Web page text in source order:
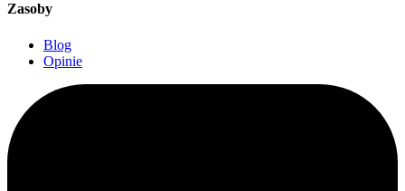
Zasoby
Blog
Opinie